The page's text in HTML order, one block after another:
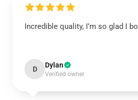
Incredible quality, I’m so glad I
D Dylan
Verified owner